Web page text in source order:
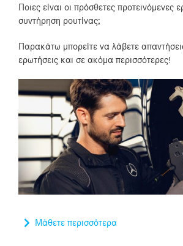
Ποιες είναι οι πρόσθετες προτεινόμενες
συντήρηση ρουτίνας;
Παρακάτω μπορείτε να λάβετε
ερωτήσεις και σε ακόμα περισσότερες!
Μάθετε περισσότερα